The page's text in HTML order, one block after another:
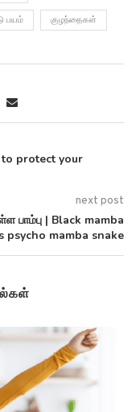
பயம் குழந்தைகள்
to protect your
next post
பாம்பு | Black mamba
psycho mamba snake